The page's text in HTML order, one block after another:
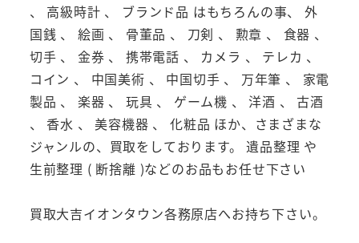
、 高級時計 、 ブランド品 はもちろんの事、 外
国銭 、 絵画 、 骨董品 、 刀剣 、 勲章 、 食器 、
切手 、 金券 、 携帯電話 、 カメラ 、 テレカ 、
コイン 、 中国美術 、 中国切手 、 万年筆 、 家電
製品 、 楽器 、 玩具 、 ゲーム機 、 洋酒 、 古酒
、 香水 、 美容機器 、 化粧品 ほか、さまざまな
ジャンルの、買取をしております。 遺品整理 や
生前整理 ( 断捨離 )などのお品もお任せ下さい
買取大吉イオンタウン各務原店へお持ち下さい。